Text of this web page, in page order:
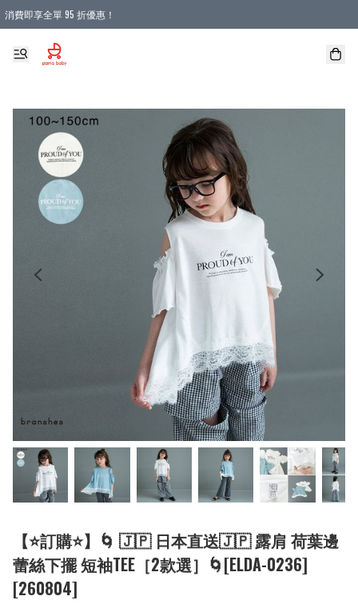
消費即享全單 95 折優惠！
購物滿 HKD 900.00即享免運費優惠！（適用於 本地送貨、本地取貨 )
【⭐訂購⭐】🌀 🇯🇵 日本直送🇯🇵 露肩 荷葉邊
蕾絲下擺 短袖TEE［2款選］🌀[ELDA-0236]
[260804]